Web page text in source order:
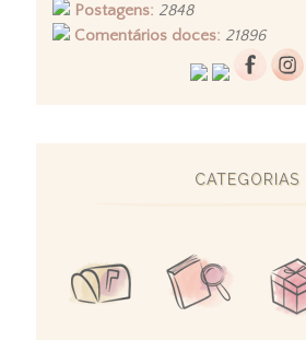
Postagens: 2848
Comentários doces: 21896
CATEGORIAS